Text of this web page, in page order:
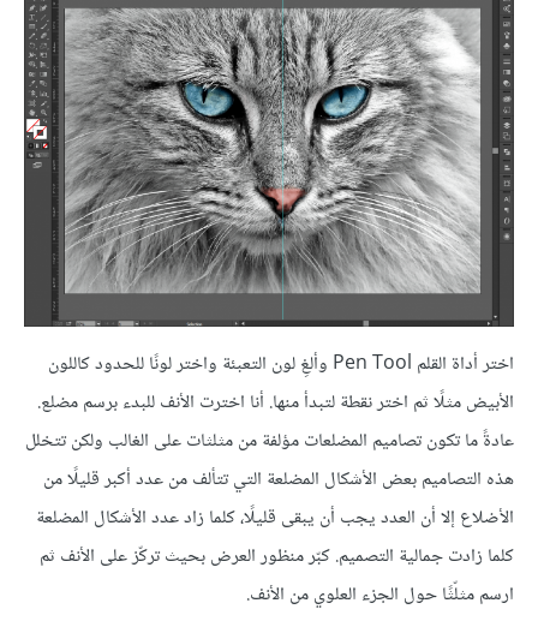
اختر أداة القلم Pen Tool وألغِ لون التعبئة واختر لونًا للحدود كاللون
الأبيض مثلًا ثم اختر نقطة لتبدأ منها. أنا اخترت الأنف للبدء برسم مضلع.
عادةً ما تكون تصاميم المضلعات مؤلفة من مثلثات على الغالب ولكن تتخلل
هذه التصاميم بعض الأشكال المضلعة التي تتألف من عدد أكبر قليلًا من
الأضلاع إلا أن العدد يجب أن يبقى قليلًا، كلما زاد عدد الأشكال المضلعة
كلما زادت جمالية التصميم. كبّر منظور العرض بحيث تركّز على الأنف ثم
ارسم مثلّثًا حول الجزء العلوي من الأنف.